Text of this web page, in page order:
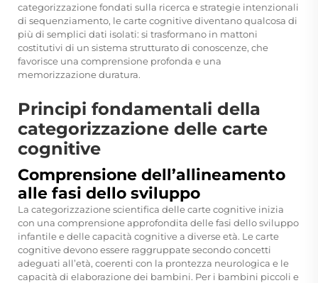
categorizzazione fondati sulla ricerca e strategie intenzionali
di sequenziamento, le carte cognitive diventano qualcosa di
più di semplici dati isolati: si trasformano in mattoni
costitutivi di un sistema strutturato di conoscenze, che
favorisce una comprensione profonda e una
memorizzazione duratura.
Principi fondamentali della
categorizzazione delle carte
cognitive
Comprensione dell’allineamento
alle fasi dello sviluppo
La categorizzazione scientifica delle carte cognitive inizia
con una comprensione approfondita delle fasi dello sviluppo
infantile e delle capacità cognitive a diverse età. Le carte
cognitive devono essere raggruppate secondo concetti
adeguati all’età, coerenti con la prontezza neurologica e le
capacità di elaborazione dei bambini. Per i bambini piccoli e